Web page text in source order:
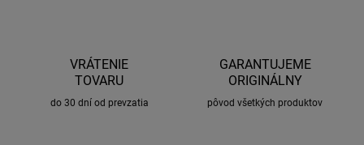
VRÁTENIE
TOVARU
do 30 dní od prevzatia
GARANTUJEME
ORIGINÁLNY
pôvod všetkých produktov